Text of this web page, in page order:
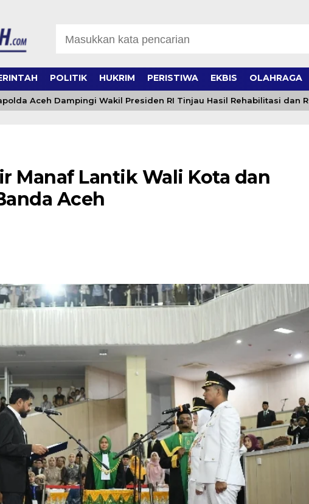
POLITIK HUKRIM PERISTIWA EKBIS OLAHRAGA
Aceh Dampingi Wakil Presiden RI Tinjau Hasil Rehabilitasi dan
Manaf Lantik Wali Kota dan
Aceh